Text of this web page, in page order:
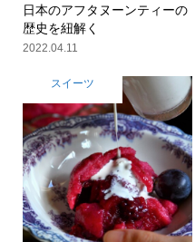
日本のアフタヌーンティーの
歴史を紐解く
2022.04.11
スイーツ